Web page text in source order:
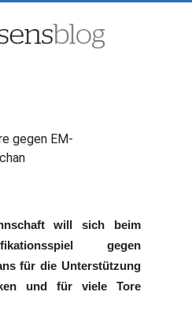
gegen EM-
will sich beim
gegen
für die Unterstützung
und für viele Tore